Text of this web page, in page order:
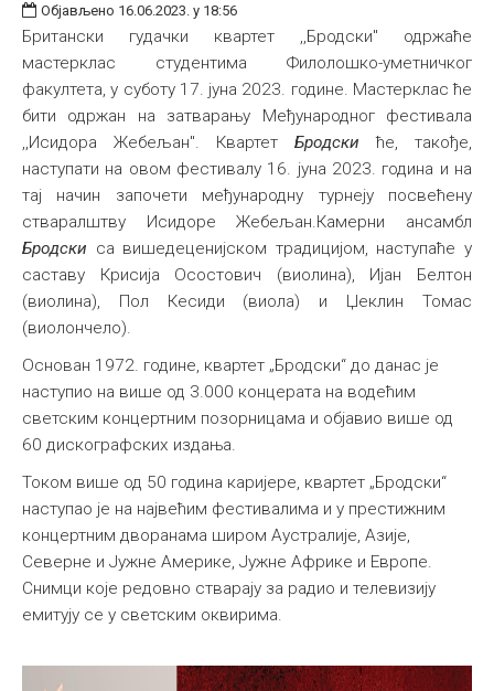
Објављено 16.06.2023. у 18:56
Британски гудачки квартет ,,Бродски" одржаће
мастерклас студентима Филолошко-уметничког
факултета, у суботу 17. јуна 2023. године. Мастерклас ће
бити одржан на затварању Међународног фестивала
,,Исидора Жебељан". Квартет Бродски ће, такође,
наступати на овом фестивалу 16. јуна 2023. година и на
тај начин започети међународну турнеју посвећену
стваралштву Исидоре Жебељан.Камерни ансамбл
Бродски са вишедеценијском традицијом, наступаће у
саставу Крисија Осостович (виолина), Ијан Белтон
(виолина), Пол Кесиди (виола) и Џеклин Томас
(виолончело).
Основан 1972. године, квартет „Бродски“ до данас је
наступио на више од 3.000 концерата на водећим
светским концертним позорницама и објавио више од
60 дискографских издања.
Током више од 50 година каријере, квартет „Бродски“
наступао је на највећим фестивалима и у престижним
концертним дворанама широм Аустралије, Азије,
Северне и Јужне Америке, Јужне Африке и Европе.
Снимци које редовно стварaју за радио и телевизију
емитују се у светским оквирима.